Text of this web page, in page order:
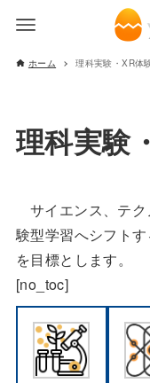
ホーム 理科実験・XR体
理科実験
サイエンス、テ
験型学習へシフト
を目標とします。
[no_toc]